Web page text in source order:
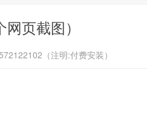
页截图）
（注明:付费安装）